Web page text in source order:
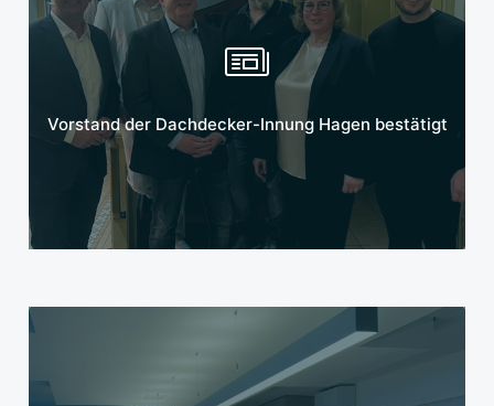
Vorstand der Dachdecker-Innung Hagen bestätigt
Mehr erfahren